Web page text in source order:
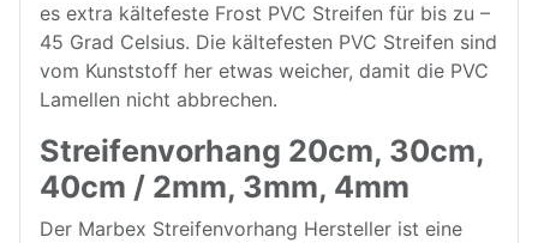
es extra kältefeste Frost PVC Streifen für bis zu –
45 Grad Celsius. Die kältefesten PVC Streifen sind
vom Kunststoff her etwas weicher, damit die PVC
Lamellen nicht abbrechen.
Streifenvorhang 20cm, 30cm,
40cm / 2mm, 3mm, 4mm
Der Marbex Streifenvorhang Hersteller ist eine